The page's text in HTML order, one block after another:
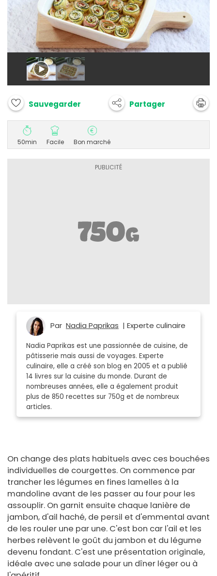
Sauvegarder Partager
50min Facile Bon marché
Par Nadia Paprikas | Experte culinaire
Nadia Paprikas est une passionnée de cuisine, de
pâtisserie mais aussi de voyages. Experte
culinaire, elle a créé son blog en 2005 et a publié
14 livres sur la cuisine du monde. Durant de
nombreuses années, elle a également produit
plus de 850 recettes sur 750g et de nombreux
articles.
On change des plats habituels avec ces bouchées
individuelles de courgettes. On commence par
trancher les légumes en fines lamelles à la
mandoline avant de les passer au four pour les
assouplir. On garnit ensuite chaque lanière de
jambon, d'ail haché, de persil et d'emmental avant
de les rouler une par une. C'est bon car l'ail et les
herbes relèvent le goût du jambon et du légume
devenu fondant. C'est une présentation originale,
idéale avec une salade pour un dîner léger ou à